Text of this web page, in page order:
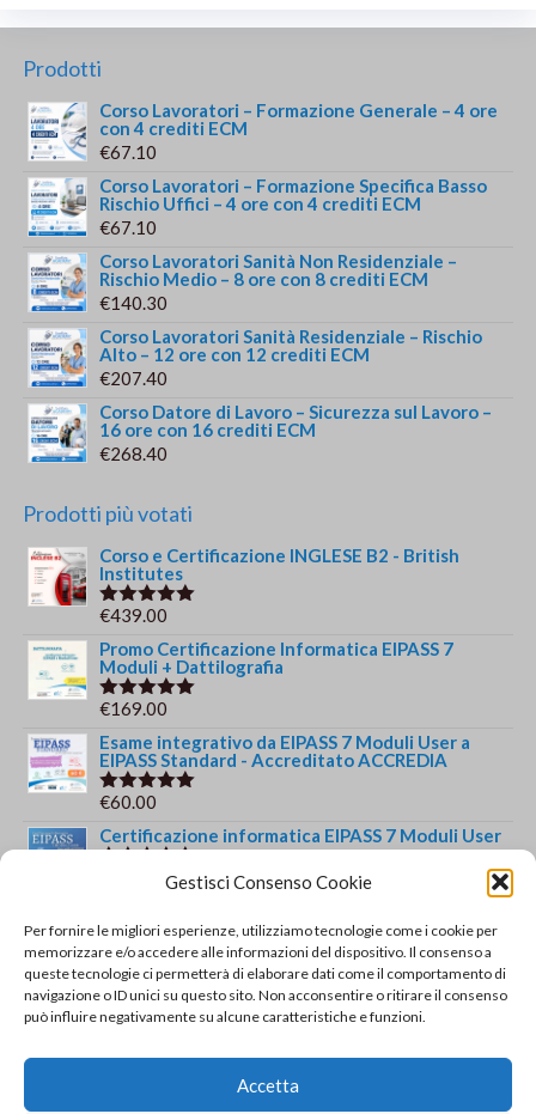
Gestisci Consenso Cookie
Per fornire le migliori esperienze, utilizziamo tecnologie come i cookie per
memorizzare e/o accedere alle informazioni del dispositivo. Il consenso a
queste tecnologie ci permetterà di elaborare dati come il comportamento di
navigazione o ID unici su questo sito. Non acconsentire o ritirare il consenso
può influire negativamente su alcune caratteristiche e funzioni.
Accetta
Prodotti
Corso Lavoratori – Formazione Generale – 4 ore
con 4 crediti ECM
€67.10
Corso Lavoratori – Formazione Specifica Basso
Rischio Uffici – 4 ore con 4 crediti ECM
€67.10
Corso Lavoratori Sanità Non Residenziale –
Rischio Medio – 8 ore con 8 crediti ECM
€140.30
Corso Lavoratori Sanità Residenziale – Rischio
Alto – 12 ore con 12 crediti ECM
€207.40
Corso Datore di Lavoro – Sicurezza sul Lavoro –
16 ore con 16 crediti ECM
€268.40
Prodotti più votati
Corso e Certificazione INGLESE B2 - British
Institutes
Valutato
€439.00
Promo Certificazione Informatica EIPASS 7
Moduli + Dattilografia
Valutato
€169.00
Esame integrativo da EIPASS 7 Moduli User a
EIPASS Standard - Accreditato ACCREDIA
Valutato
€60.00
Certificazione informatica EIPASS 7 Moduli User
149.00Il
originale
era:
€149.00.
€139.00Il
attuale
è:
€139.00.
EIPASS Informatica Giuridica
Valutato
5.00su 5
€149.00Il
prezzo
originale
era:
€149.00.
€139.00Il
prezzo
attuale
è:
€139.00.
Recensioni recenti